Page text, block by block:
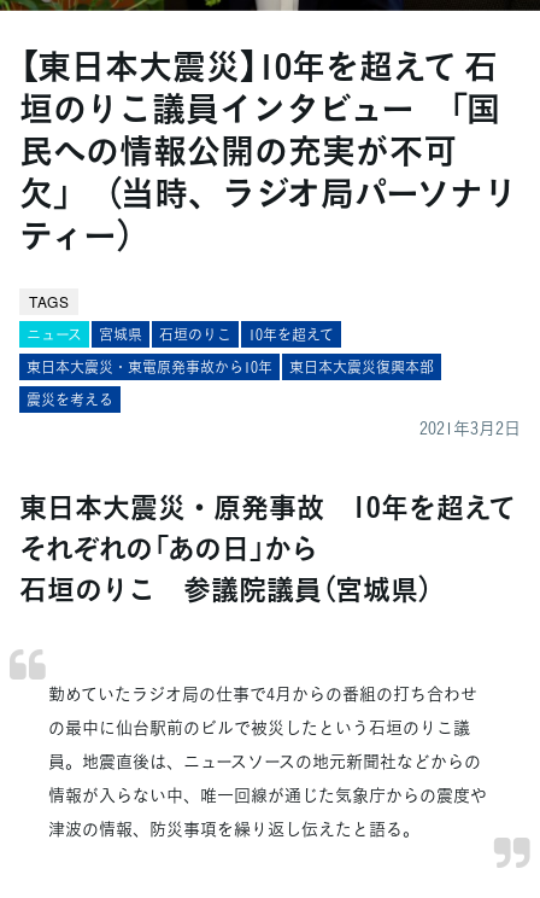
【東日本大震災】10年を超えて 石
垣のりこ議員インタビュー 「国
民への情報公開の充実が不可
欠」 （当時、ラジオ局パーソナリ
ティー）
TAGS
ニュース 宮城県 石垣のりこ
10年を超えて
東日本大震災・東電原発事故から10年
東日本大震災復興本部
震災を考える
2021年3月2日
東日本大震災・原発事故 10年を超えて
それぞれの「あの日」から
石垣のりこ 参議院議員（宮城県）
勤めていたラジオ局の仕事で4月からの番組の打ち合わせ
の最中に仙台駅前のビルで被災したという石垣のりこ議
員。地震直後は、ニュースソースの地元新聞社などからの
情報が入らない中、唯一回線が通じた気象庁からの震度や
津波の情報、防災事項を繰り返し伝えたと語る。